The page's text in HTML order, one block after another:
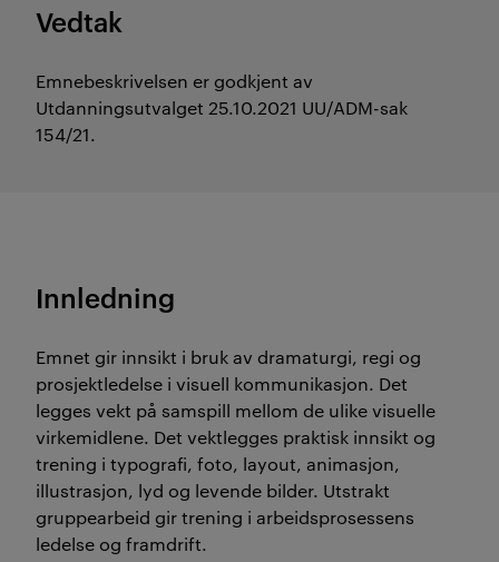
Vedtak
Emnebeskrivelsen er godkjent av
Utdanningsutvalget 25.10.2021 UU/ADM-sak
154/21.
Innledning
Emnet gir innsikt i bruk av dramaturgi, regi og
prosjektledelse i visuell kommunikasjon. Det
legges vekt på samspill mellom de ulike visuelle
virkemidlene. Det vektlegges praktisk innsikt og
trening i typografi, foto, layout, animasjon,
illustrasjon, lyd og levende bilder. Utstrakt
gruppearbeid gir trening i arbeidsprosessens
ledelse og framdrift.